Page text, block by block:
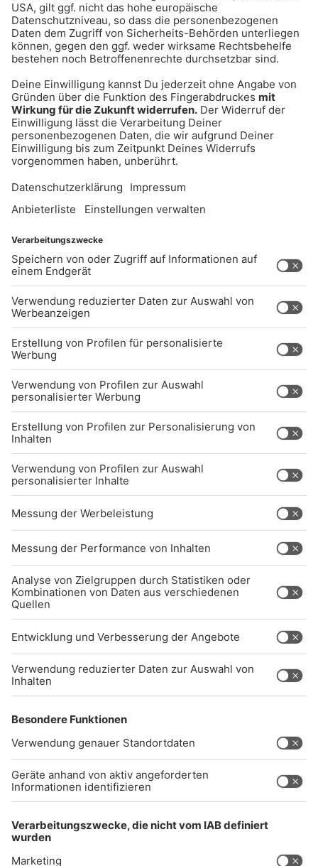
Hier geht´s zur Challenge
Kontakt
Jobs
Sendeempfang
Über uns
BARRIEREFREIHEIT: WIR ARBEITEN DERZEIT
AKTIV DARAN, UNSERE WEBSITE
BARRIEREFREI ZU GESTALTEN - GEMÄSS D
EN ANFORDERUNGEN DES B
ARRIEREFREIHEITSSTÄRKUNGSGESETZES. W
ENN SIE AUF BARRIEREN STOSSEN ODER UN
NTAKTIEREN SIE UNS GERNE.
Studio-Hotline
(089) 38 38 38 38
info@radiogong.de
Impressum
Audiothek